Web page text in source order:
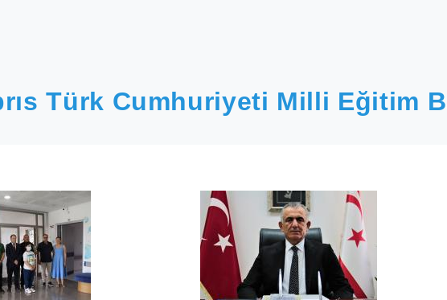
Türk Cumhuriyeti Milli Eğitim